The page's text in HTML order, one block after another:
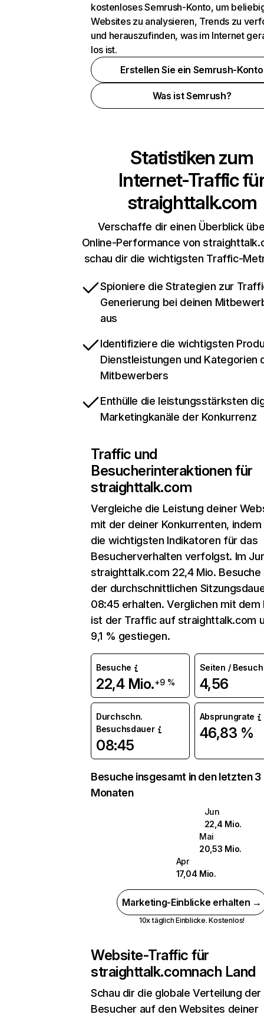
kostenloses Semrush-Konto, um
Websites zu analysieren, Trends zu
und herauszufinden, was im Internet
los ist.
Erstellen Sie ein Semrush-Konto
Was ist Semrush?
Statistiken zum
Internet-Traffic
straighttalk.com
Verschaffe dir einen Überblick
Online-Performance von
schau dir die wichtigsten Traffic-
Spioniere die Strategien zur
Generierung bei deinen
aus
Identifiziere die wichtigsten
Dienstleistungen und Kategorien
Mitbewerbers
Enthülle die leistungsstärksten
Marketingkanäle der Konkurrenz
Traffic und
Besucherinteraktionen für
straighttalk.com
Vergleiche die Leistung deiner
mit der deiner Konkurrenten, indem
die wichtigsten Indikatoren für das
Besucherverhalten verfolgst. Im
straighttalk.com 22,4 Mio. Besuche
der durchschnittlichen
08:45 erhalten. Verglichen mit dem
ist der Traffic auf straighttalk.com
9,1 % gestiegen.
Besuche
22,4 Mio.+9 %
Seiten / Besuch
4,56
Durchschn.
Besuchsdauer
08:45
Absprungrate
46,83 %
Besuche insgesamt in den letzten 3
Monaten
Jun
22,4 Mio.
Mai
20,53 Mio.
Apr
17,04 Mio.
Marketing-Einblicke erhalten →
10x täglich Einblicke. Kostenlos!
Website-Traffic für
straighttalk.comnach Land
Schau dir die globale Verteilung der
Besucher auf den Websites deiner